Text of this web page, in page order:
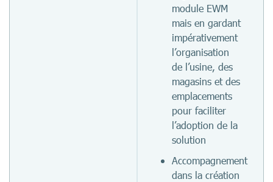
module EWM
mais en gardant
impérativement
l’organisation
de l’usine, des
magasins et des
emplacements
pour faciliter
l’adoption de la
solution
Accompagnement
dans la création